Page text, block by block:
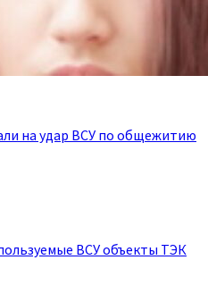
на удар ВСУ по общежитию
ВСУ объекты ТЭК